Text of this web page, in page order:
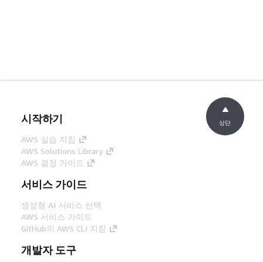
시작하기
AWS 실습 지침
AWS Solutions Library
AWS 결정 가이드
서비스 가이드
생성형 AI 서비스 선택
AWS 서비스 가이드
GitHub의 AWS CLI 지침
개발자 도구
상단